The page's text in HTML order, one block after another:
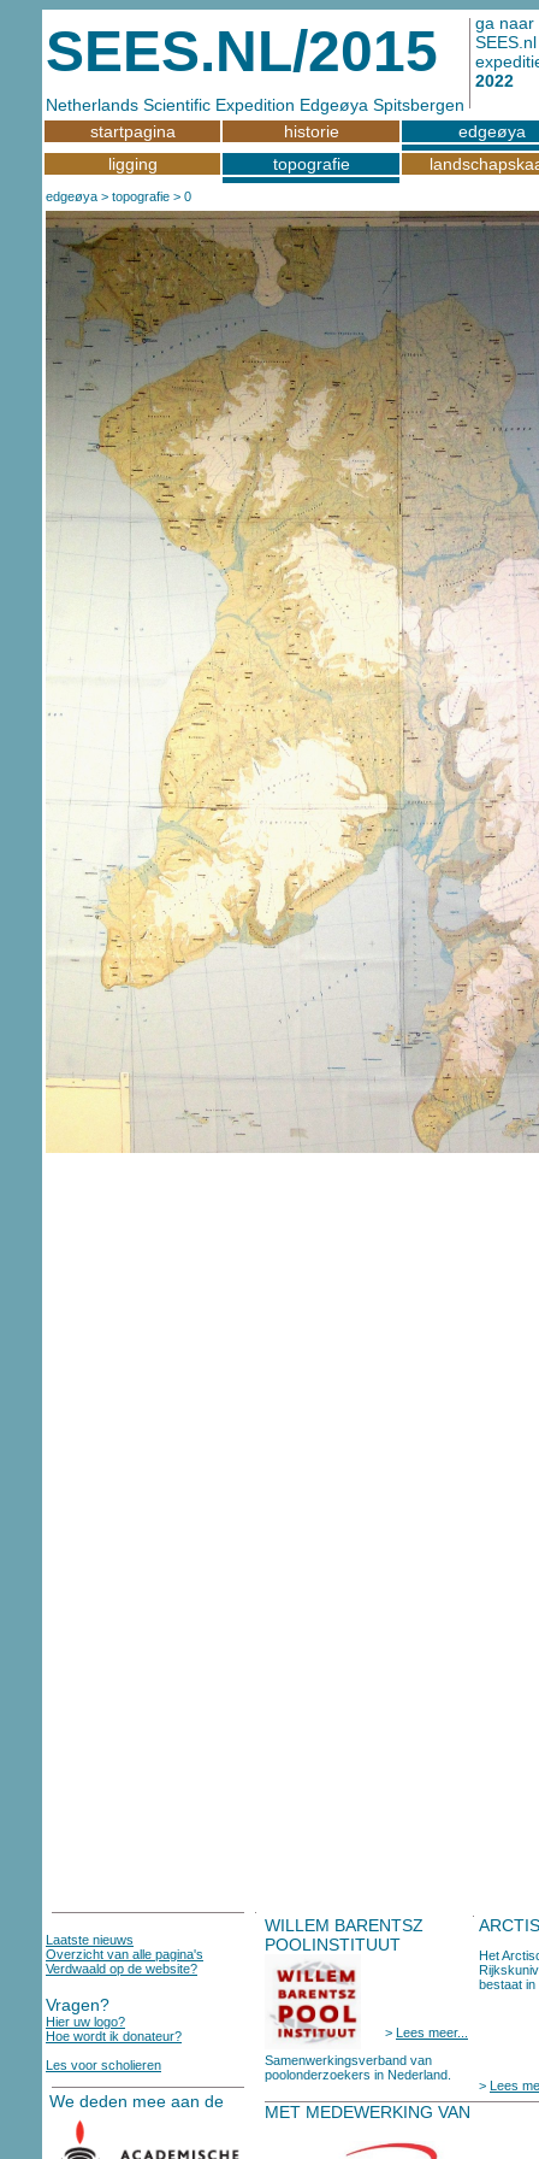
SEES.NL/2015
ga naar
SEES.nl
2022
Netherlands Scientific Expedition Edgeøya Spitsbergen
startpagina
historie
edgeøya
ligging
topografie
edgeøya > topografie > 0
Laatste nieuws
Overzicht van alle pagina's
Verdwaald op de website?
Vragen?
Hier uw logo?
Hoe wordt ik donateur?
Les voor scholieren
We deden mee aan de
WILLEM BARENTSZ
POOLINSTITUUT
> Lees meer...
Samenwerkingsverband van
poolonderzoekers in Nederland.
Het
bestaat in
> Lees
MET MEDEWERKING VAN